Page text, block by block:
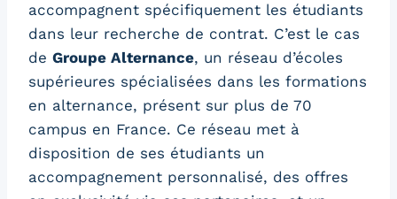
accompagnent spécifiquement les étudiants
dans leur recherche de contrat. C’est le cas
de Groupe Alternance, un réseau d’écoles
supérieures spécialisées dans les formations
en alternance, présent sur plus de 70
campus en France. Ce réseau met à
disposition de ses étudiants un
accompagnement personnalisé, des offres